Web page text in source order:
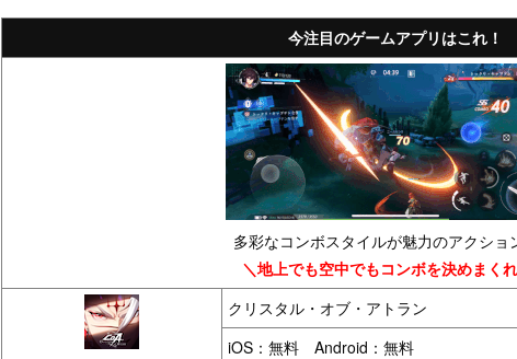
今注目のゲームアプリはこれ！
多彩なコンボスタイルが魅力のアクショ
＼地上でも空中でもコンボを決めまく
クリスタル・オブ・アトラン
iOS：無料 Android：無料